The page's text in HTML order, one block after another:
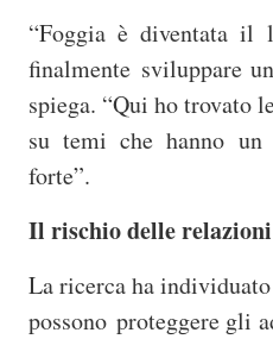
“Foggia è diventata
finalmente sviluppare
spiega. “Qui hotrovato
su temi che hanno
forte”.
Il rischio delle
La ricerca ha
possono proteggere gli